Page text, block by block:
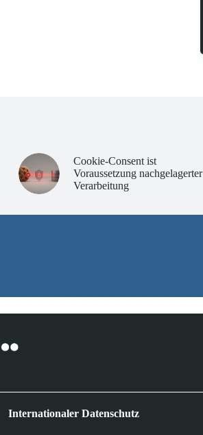
Cookie-Consent ist
Voraussetzung nachgelagerter
Verarbeitung
Internationaler Datenschutz